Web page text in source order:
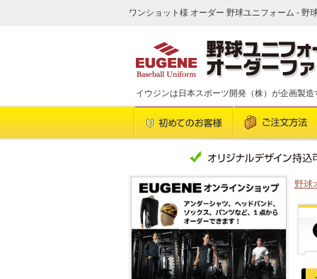
ワンショット様 オーダー 野球ユニフォーム - 野
イウジンは日本スポーツ開発（株）が企画製
野球